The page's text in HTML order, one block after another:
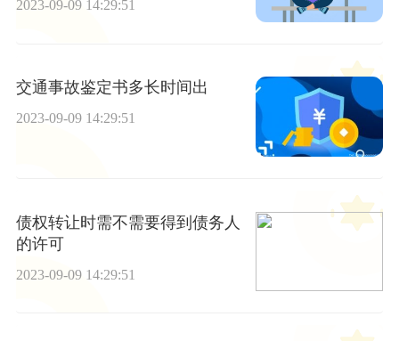
2023-09-09 14:29:51
交通事故鉴定书多长时间出
2023-09-09 14:29:51
债权转让时需不需要得到债务人
的许可
2023-09-09 14:29:51